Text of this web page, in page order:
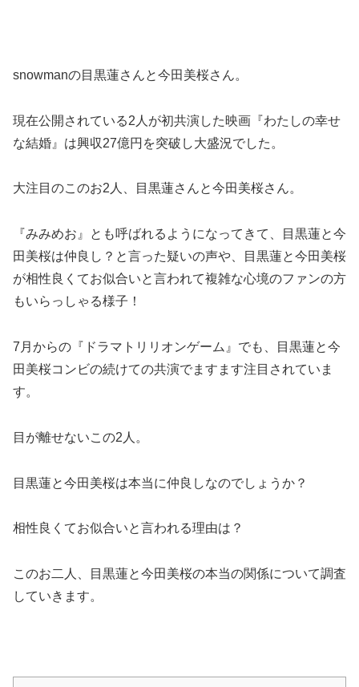
snowmanの目黒蓮さんと今田美桜さん。
現在公開されている2人が初共演した映画『わたしの幸せ
な結婚』は興収27億円を突破し大盛況でした。
大注目のこのお2人、目黒蓮さんと今田美桜さん。
『みみめお』とも呼ばれるようになってきて、目黒蓮と今
田美桜は仲良し？と言った疑いの声や、目黒蓮と今田美桜
が相性良くてお似合いと言われて複雑な心境のファンの方
もいらっしゃる様子！
7月からの『ドラマトリリオンゲーム』でも、目黒蓮と今
田美桜コンビの続けての共演でますます注目されていま
す。
目が離せないこの2人。
目黒蓮と今田美桜は本当に仲良しなのでしょうか？
相性良くてお似合いと言われる理由は？
このお二人、目黒蓮と今田美桜の本当の関係について調査
していきます。